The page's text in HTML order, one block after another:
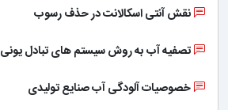
نقش آنتی اسکالانت در حذف رسوب
تصفیه آب به روش سیستم های تبادل یونی
خصوصیات آلودگی آب صنایع تولیدی